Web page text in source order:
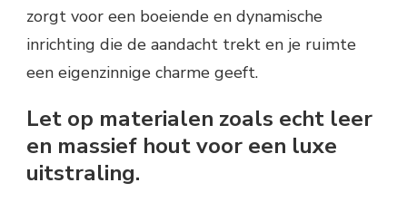
zorgt voor een boeiende en dynamische
inrichting die de aandacht trekt en je ruimte
een eigenzinnige charme geeft.
Let op materialen zoals echt leer
en massief hout voor een luxe
uitstraling.